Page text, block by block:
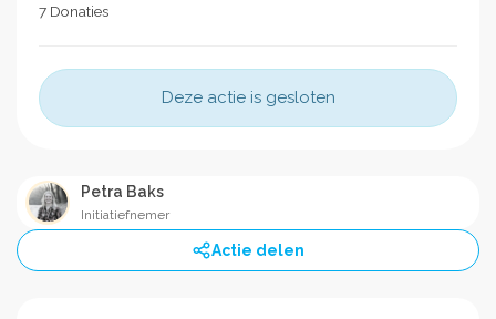
7 Donaties
Deze actie is gesloten
Petra Baks
Initiatiefnemer
Actie delen